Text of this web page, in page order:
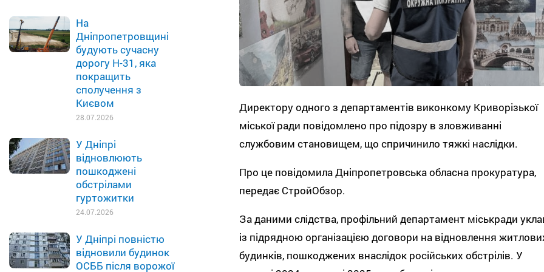
На
Дніпропетровщині
будують сучасну
дорогу Н-31, яка
покращить
сполучення з
Києвом
28.07.2026
У Дніпрі
відновлюють
пошкоджені
обстрілами
гуртожитки
24.07.2026
У Дніпрі повністю
відновили будинок
ОСББ після ворожої
Директору одного з департаментів виконкому Криворізької
міської ради повідомлено про підозру в зловживанні
службовим становищем, що спричинило тяжкі наслідки.
Про це повідомила Дніпропетровська обласна прокуратура,
передає СтройОбзор.
За даними слідства, профільний департамент міськради
із підрядною організацією договори на відновлення
будинків, пошкоджених внаслідок російських обстрілів. У